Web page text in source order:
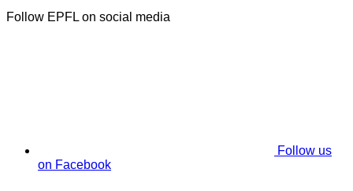
Follow EPFL on social media
Follow us
on Facebook